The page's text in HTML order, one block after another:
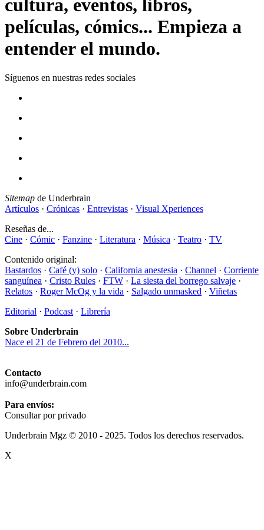
cultura, eventos, libros,
películas, cómics... Empieza a
entender el mundo.
Síguenos en nuestras redes sociales
Sitemap de Underbrain
Artículos · Crónicas · Entrevistas · Visual Xperiences
Reseñas de...
Cine · Cómic · Fanzine · Literatura · Música · Teatro · TV
Contenido original:
Bastardos · Café (y) solo · California anestesia · Channel · Corriente
sanguínea · Cristo Rules · FTW · La siesta del borrego salvaje ·
Relatos · Roger McOg y la vida · Salgado unmasked · Viñetas
Editorial · Podcast · Librería
Sobre Underbrain
Nace el 21 de Febrero del 2010...
Contacto
info@underbrain.com
Para envíos:
Consultar por privado
Underbrain Mgz © 2010 - 2025. Todos los derechos reservados.
X